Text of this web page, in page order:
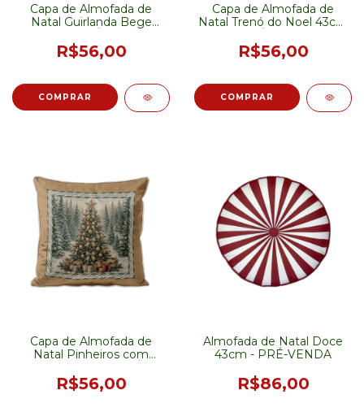
Capa de Almofada de
Natal Guirlanda Bege
R$56,00
Capa de Almofada de
Natal Trenó do Noel 43cm
R$56,00
Capa de Almofada de
Natal Pinheiros com
VENDA
R$56,00
Almofada de Natal Doce
43cm - PRÉ-VENDA
R$86,00